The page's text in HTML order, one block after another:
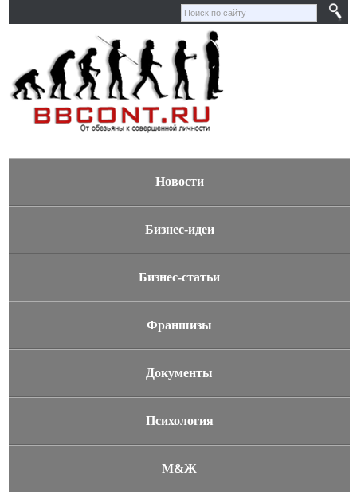
Новости
Бизнес-идеи
Бизнес-статьи
Франшизы
Документы
Психология
М&Ж